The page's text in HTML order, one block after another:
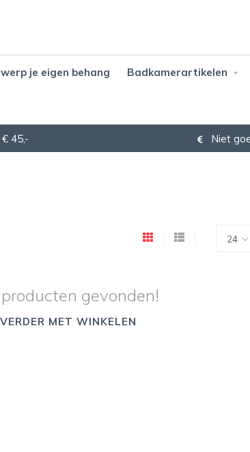
je eigen behang Badkamerartikelen
45,- Niet
gevonden!
MET WINKELEN